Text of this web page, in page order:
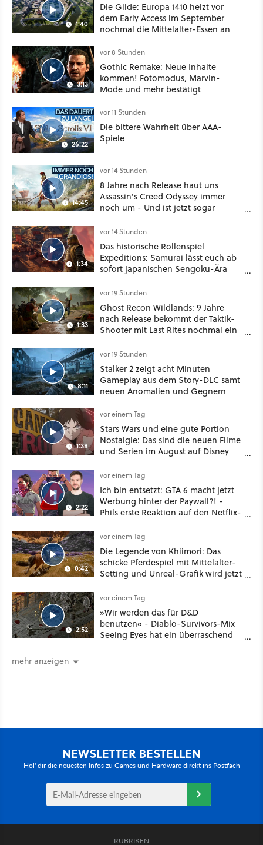
1:40
Die Gilde: Europa 1410 heizt vor
dem Early Access im September
nochmal die Mittelalter-Essen an
3:13
vor 8 Stunden
Gothic Remake: Neue Inhalte
kommen! Fotomodus, Marvin-
Mode und mehr bestätigt
26:22
vor 11 Stunden
Die bittere Wahrheit über AAA-
Spiele
14:45
vor 14 Stunden
8 Jahre nach Release haut uns
Assassin's Creed Odyssey immer
noch um - Und ist jetzt sogar
1:34
vor 14 Stunden
Das historische Rollenspiel
Expeditions: Samurai lässt euch ab
sofort japanischen Sengoku-Ära
oder Diplomatie
1:33
vor 19 Stunden
Ghost Recon Wildlands: 9 Jahre
nach Release bekommt der Taktik-
Shooter mit Last Rites nochmal ein
8:11
vor 19 Stunden
Stalker 2 zeigt acht Minuten
Gameplay aus dem Story-DLC samt
neuen Anomalien und Gegnern
1:38
vor einem Tag
Stars Wars und eine gute Portion
Nostalgie: Das sind die neuen Filme
und Serien im August auf Disney
2:22
vor einem Tag
Ich bin entsetzt: GTA 6 macht jetzt
Werbung hinter der Paywall?! -
Phils erste Reaktion auf den Netflix-
0:42
vor einem Tag
Die Legende von Khiimori: Das
schicke Pferdespiel mit Mittelalter-
Setting und Unreal-Grafik wird jetzt
2:52
vor einem Tag
»Wir werden das für D&D
benutzen« - Diablo-Survivors-Mix
Seeing Eyes hat ein überraschend
mehr anzeigen
NEWSLETTER BESTELLEN
Hol' dir die neuesten Infos zu Games und Hardware direkt ins Postfach
RUBRIKEN